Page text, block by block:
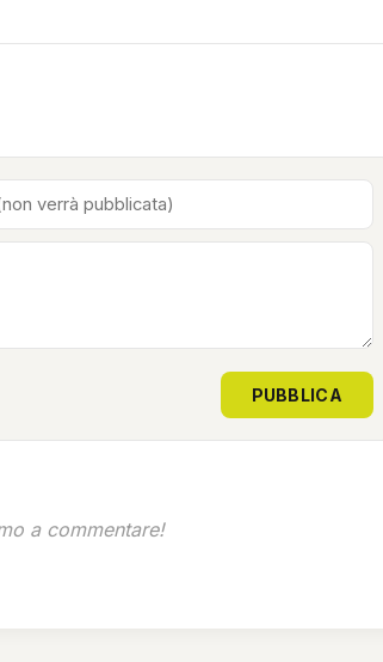
PUBBLICA
a commentare!